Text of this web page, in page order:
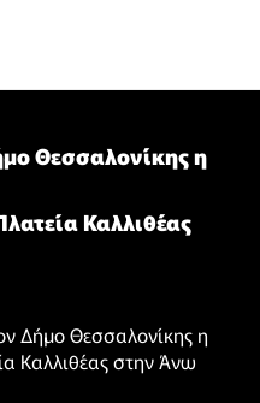
Θεσσαλονίκης η
Καλλιθέας
Δήμο Θεσσαλονίκης η
Καλλιθέας στην Άνω